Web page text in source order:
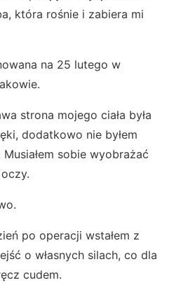
która rośnie i zabiera mi
na 25 lutego w
strona mojego ciała była
dodatkowo nie byłem
sobie wyobrażać
po operacji wstałem z
o własnych silach, co dla
cudem.